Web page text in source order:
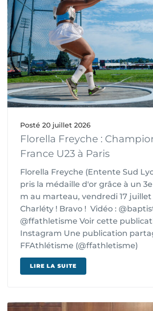
Posté 20 juillet 2026
Florella Freyche :
France U23 à Paris
Florella Freyche (Entente Sud
pris la médaille d'or grâce à un
m au marteau, vendredi 17 juillet
Charléty ! Bravo ! Vidéo :
@ffathletisme Voir cette
Instagram Une publication
FFAthlétisme (@ffathletisme)
LIRE LA SUITE